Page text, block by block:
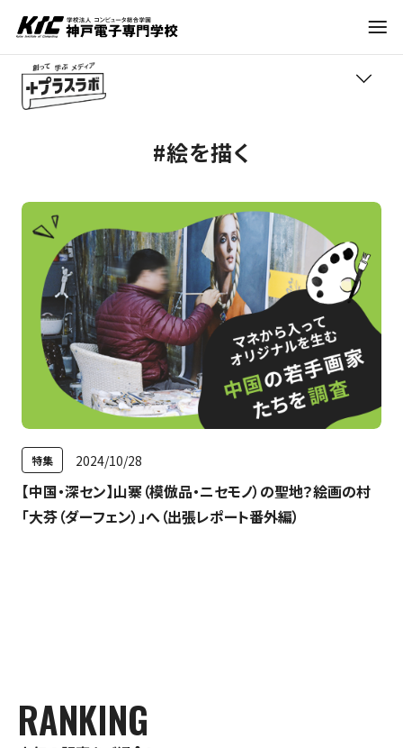
就職・資格
入試情報
神戸電子について
最新のお知らせ
+プラスラボ
神戸電子をもっと知る
資料請求は
学びの紹介
職業紹介
トレンド
進路アドバイス
神戸電子専門学校サイト
#絵を描く
特集 2024/10/28
【中国・深セン】山寨（模倣品・ニセモノ）の聖地？絵画の村
「大芬（ダーフェン）」へ（出張レポート番外編）
RANKING